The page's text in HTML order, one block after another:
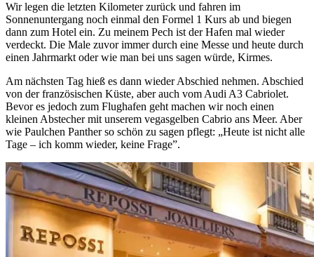
Wir legen die letzten Kilometer zurück und fahren im
Sonnenuntergang noch einmal den Formel 1 Kurs ab und biegen
dann zum Hotel ein. Zu meinem Pech ist der Hafen mal wieder
verdeckt. Die Male zuvor immer durch eine Messe und heute durch
einen Jahrmarkt oder wie man bei uns sagen würde, Kirmes.
Am nächsten Tag hieß es dann wieder Abschied nehmen. Abschied
von der französischen Küste, aber auch vom Audi A3 Cabriolet.
Bevor es jedoch zum Flughafen geht machen wir noch einen
kleinen Abstecher mit unserem vegasgelben Cabrio ans Meer. Aber
wie Paulchen Panther so schön zu sagen pflegt: „Heute ist nicht alle
Tage – ich komm wieder, keine Frage”.